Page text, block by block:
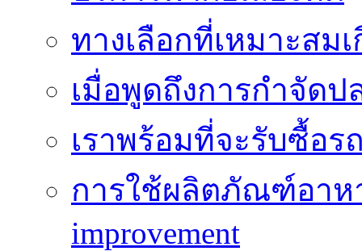
ทางเลือกที่เหมาะสม
เมื่อพูดถึงการกำจัดป
เราพร้อมที่จะรับซื้อ
การใช้ผลิตภัณฑ์อาหา
improvement